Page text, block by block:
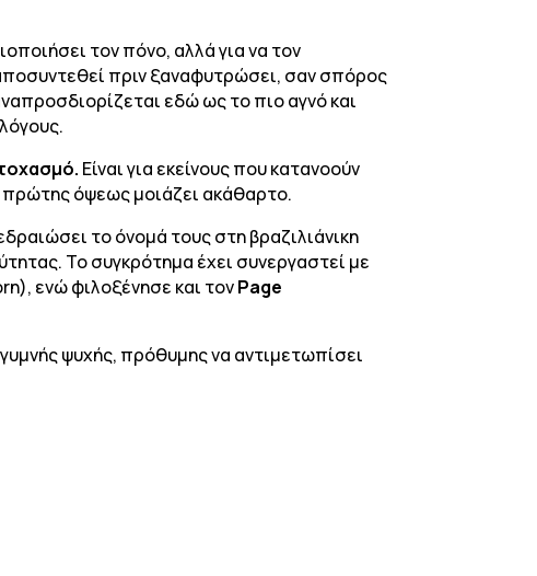
τον πόνο, αλλά για να τον
πριν ξαναφυτρώσει, σαν σπόρος
εδώ ως το πιο αγνό και
Είναι για εκείνους που κατανοούν
όψεως μοιάζει ακάθαρτο.
το όνομά τους στη βραζιλιάνικη
Το συγκρότημα έχει συνεργαστεί με
ενώ φιλοξένησε και τονPage
ψυχής, πρόθυμης να αντιμετωπίσει